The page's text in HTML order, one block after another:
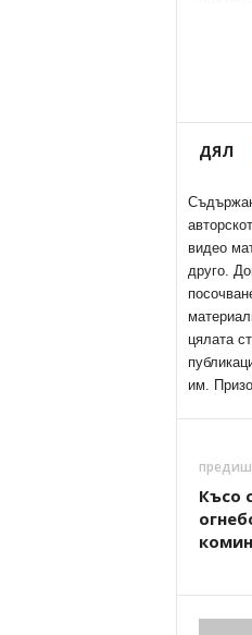
ДЯЛ
видео
друго.
цялата
им.
Късо
комин